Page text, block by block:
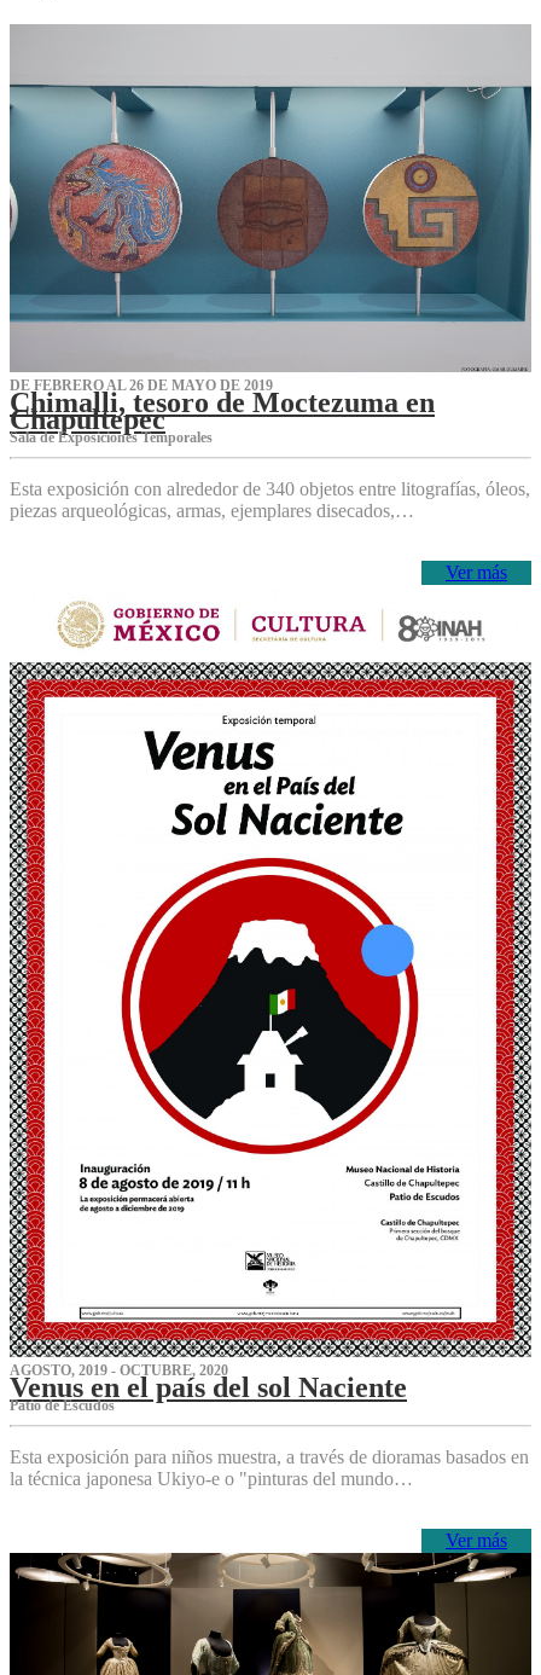
DE FEBRERO AL 26 DE MAYO DE 2019
Chimalli, tesoro de Moctezuma en
Chapultepec
Sala de Exposiciones Temporales
Esta exposición con alrededor de 340 objetos entre litografías, óleos,
piezas arqueológicas, armas, ejemplares disecados,…
Ver más
AGOSTO, 2019 - OCTUBRE, 2020
Venus en el país del sol Naciente
P‌atio de Escudos
Esta exposición para niños muestra, a través de dioramas basados en
la técnica japonesa Ukiyo-e o "pinturas del mundo…
Ver más